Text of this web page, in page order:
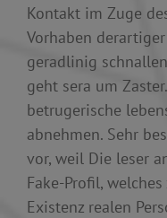
Kontakt im Zuge
Vorhaben
geradlinig
geht sera um
betrugerische
abnehmen. Sehr
vor, weil Die leser
Fake-Profil,
Existenz realen